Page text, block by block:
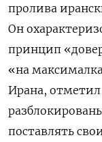
пролива
Он
принцип
«на
Ирана,
поставлять